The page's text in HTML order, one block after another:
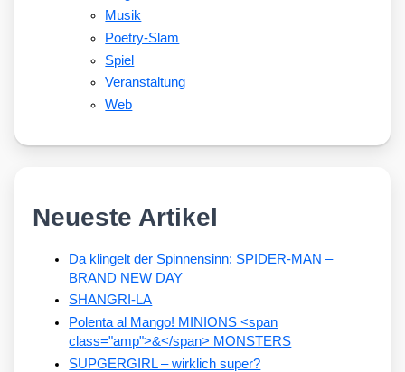
Musik
Poetry-Slam
Spiel
Veranstaltung
Web
Neueste Artikel
Da klingelt der Spinnensinn: SPIDER-MAN –
BRAND NEW DAY
SHANGRI-LA
Polenta al Mango! MINIONS <span
class="amp">&</span> MONSTERS
SUPGERGIRL – wirklich super?